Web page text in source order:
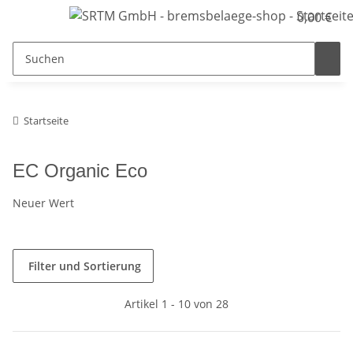
0,00 €
Startseite
EC Organic Eco
Neuer Wert
Filter und Sortierung
Artikel 1 - 10 von 28